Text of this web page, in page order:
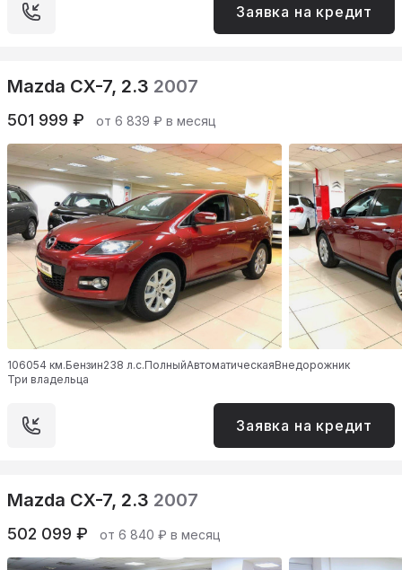
Заявка на кредит
Mazda CX-7, 2.3 2007
501 999 ₽ от 6 839 ₽ в месяц
106054 км.Бензин238 л.с.ПолныйАвтоматическаяВнедорожник
Три владельца
Заявка на кредит
Mazda CX-7, 2.3 2007
502 099 ₽ от 6 840 ₽ в месяц